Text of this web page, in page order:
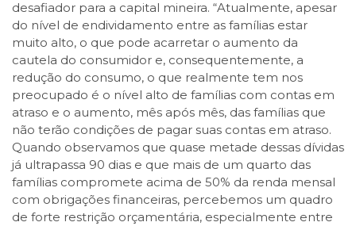
desafiador para a capital mineira. “Atualmente, apesar
do nível de endividamento entre as famílias estar
muito alto, o que pode acarretar o aumento da
cautela do consumidor e, consequentemente, a
redução do consumo, o que realmente tem nos
preocupado é o nível alto de famílias com contas em
atraso e o aumento, mês após mês, das famílias que
não terão condições de pagar suas contas em atraso.
Quando observamos que quase metade dessas dívidas
já ultrapassa 90 dias e que mais de um quarto das
famílias compromete acima de 50% da renda mensal
com obrigações financeiras, percebemos um quadro
de forte restrição orçamentária, especialmente entre